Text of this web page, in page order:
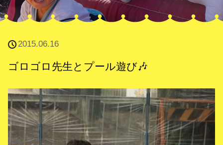
2015.06.16
ゴロゴロ先生とプール遊び🎶